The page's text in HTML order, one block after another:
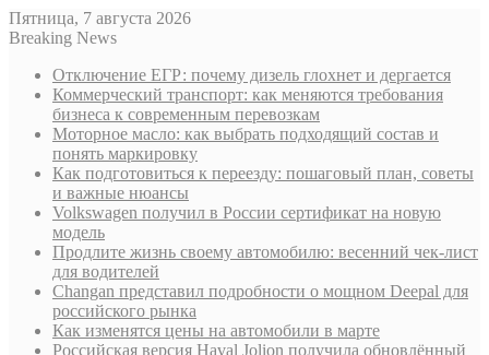
Пятница, 7 августа 2026
Breaking News
Отключение ЕГР: почему дизель глохнет и дергается
Коммерческий транспорт: как меняются требования
бизнеса к современным перевозкам
Моторное масло: как выбрать подходящий состав и
понять маркировку
Как подготовиться к переезду: пошаговый план, советы
и важные нюансы
Volkswagen получил в России сертификат на новую
модель
Продлите жизнь своему автомобилю: весенний чек-лист
для водителей
Changan представил подробности о мощном Deepal для
российского рынка
Как изменятся цены на автомобили в марте
Российская версия Haval Jolion получила обновлённый